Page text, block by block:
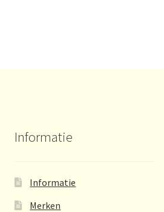
Informatie
Informatie
Merken